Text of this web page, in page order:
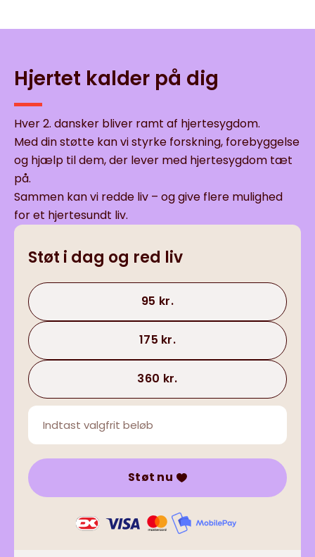
Hjertet kalder på dig
Hver 2. dansker bliver ramt af hjertesygdom.
Med din støtte kan vi styrke forskning, forebyggelse
og hjælp til dem, der lever med hjertesygdom tæt
på.
Sammen kan vi redde liv – og give flere mulighed
for et hjertesundt liv.
Støt i dag og red liv
95 kr.
175 kr.
360 kr.
Støt nu